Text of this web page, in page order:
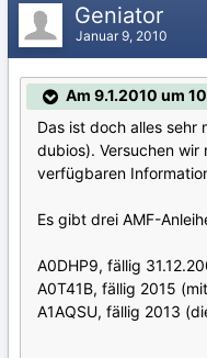
Geniator
Januar 9, 2010
Am 9.1.2010 um
Das ist doch alles sehr
dubios). Versuchen
verfügbaren
Es gibt drei AMF-
A0DHP9, fällig
A0T41B, fällig 2015
A1AQSU, fällig 2013